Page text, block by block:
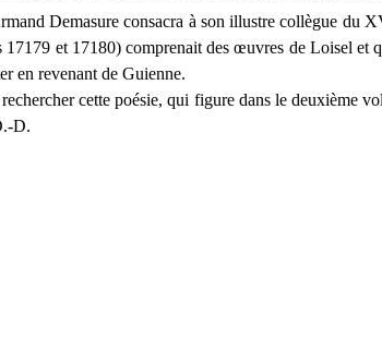
Demasure consacra à son illustre collègue du
et 17180) comprenait des œuvres de Loisel et
en revenant de Guienne.
cette poésie, qui figure dans le deuxième
D.